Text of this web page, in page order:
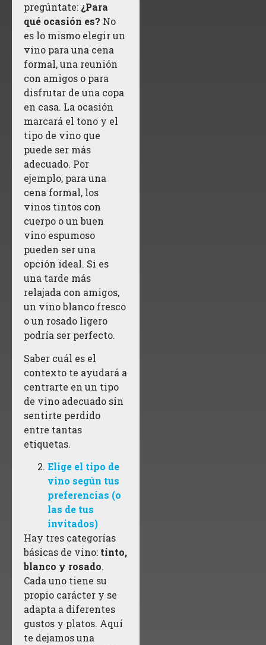
pregúntate: ¿Para
qué ocasión es? No
es lo mismo elegir un
vino para una cena
formal, una reunión
con amigos o para
disfrutar de una copa
en casa. La ocasión
marcará el tono y el
tipo de vino que
puede ser más
adecuado. Por
ejemplo, para una
cena formal, los
vinos tintos con
cuerpo o un buen
vino espumoso
pueden ser una
opción ideal. Si es
una tarde más
relajada con amigos,
un vino blanco fresco
o un rosado ligero
podría ser perfecto.
Saber cuál es el
contexto te ayudará a
centrarte en un tipo
de vino adecuado sin
sentirte perdido
entre tantas
etiquetas.
Elige el tipo de
vino según tus
preferencias (o
las de tus
invitados)
Hay tres categorías
básicas de vino: tinto,
blanco y rosado.
Cada uno tiene su
propio carácter y se
adapta a diferentes
gustos y platos. Aquí
te dejamos una